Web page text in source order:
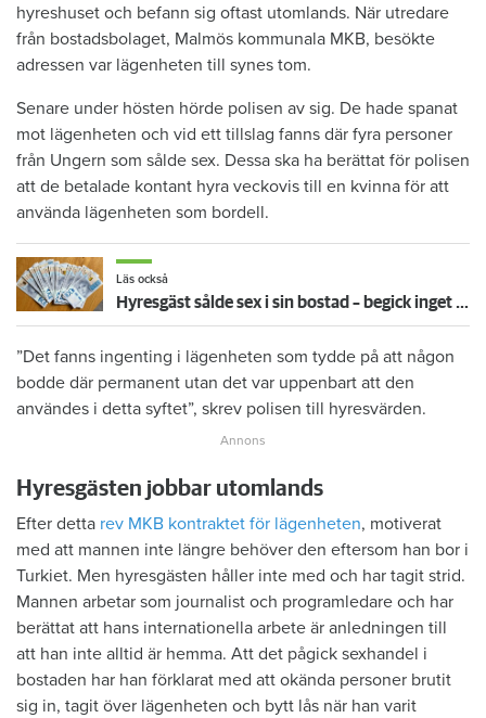
hyreshuset och befann sig oftast utomlands. När utredare
från bostadsbolaget, Malmös kommunala MKB, besökte
adressen var lägenheten till synes tom.
Senare under hösten hörde polisen av sig. De hade spanat
mot lägenheten och vid ett tillslag fanns där fyra personer
från Ungern som sålde sex. Dessa ska ha berättat för polisen
att de betalade kontant hyra veckovis till en kvinna för att
använda lägenheten som bordell.
Läs också
Hyresgäst sålde sex i sin bostad – begick inget brott men tvingas flytta
”Det fanns ingenting i lägenheten som tydde på att någon
bodde där permanent utan det var uppenbart att den
användes i detta syftet”, skrev polisen till hyresvärden.
Hyresgästen jobbar utomlands
Efter detta rev MKB kontraktet för lägenheten, motiverat
med att mannen inte längre behöver den eftersom han bor i
Turkiet. Men hyresgästen håller inte med och har tagit strid.
Mannen arbetar som journalist och programledare och har
berättat att hans internationella arbete är anledningen till
att han inte alltid är hemma. Att det pågick sexhandel i
bostaden har han förklarat med att okända personer brutit
sig in, tagit över lägenheten och bytt lås när han varit